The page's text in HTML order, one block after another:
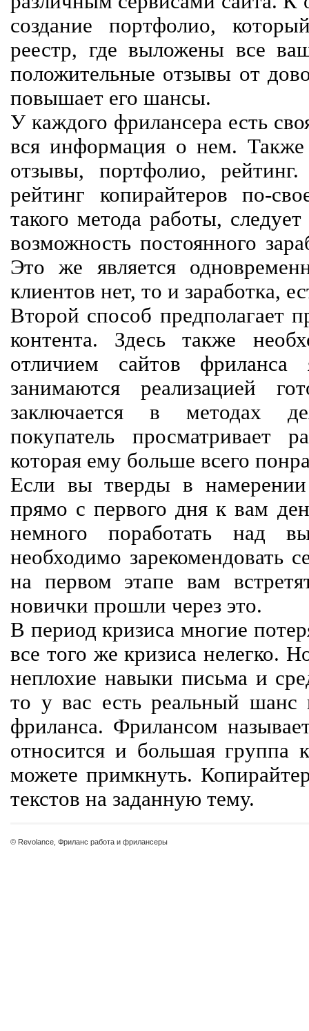
создание портфолио,
реестр, где выложены все
положительные отзывы от
повышает его шансы.
У каждого фрилансера есть
вся информация о нем. Также
отзывы, портфолио,
рейтинг копирайтеров по-
такого метода работы,
возможность постоянного
Это же является
клиентов нет, то и заработка,
Второй способ предполагает
контента. Здесь также
отличием сайтов
занимаются реализацией
заключается в методах
покупатель просматривает
которая ему больше всего
Если вы тверды в
прямо с первого дня к вам
немного поработать над
необходимо зарекомендовать
на первом этапе вам
новички прошли через это.
В период кризиса многие
все того же кризиса нелегко.
неплохие навыки письма и
то у вас есть реальный шанс
фриланса. Фрилансом
относится и большая группа
можете примкнуть.
текстов на заданную тему.
© Revolance, Фриланс работа и фрилансеры